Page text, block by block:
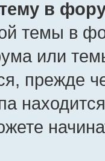
в
темы в
или
прежде